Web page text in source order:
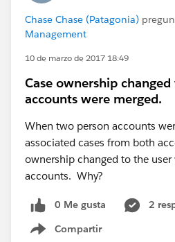
Chase Chase (Patagonia)
Management
10 de marzo de 2017 18:49
Case ownership
accounts were merged.
When two person accounts
associated cases from both
ownership changed to the
accounts. Why?
0 Me gusta
2
Compartir
Show menu